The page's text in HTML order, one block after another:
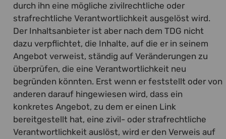
durch ihn eine mögliche zivilrechtliche oder
strafrechtliche Verantwortlichkeit ausgelöst wird.
Der Inhaltsanbieter ist aber nach dem TDG nicht
dazu verpflichtet, die Inhalte, auf die er in seinem
Angebot verweist, ständig auf Veränderungen zu
überprüfen, die eine Verantwortlichkeit neu
begründen könnten. Erst wenn er feststellt oder von
anderen darauf hingewiesen wird, dass ein
konkretes Angebot, zu dem er einen Link
bereitgestellt hat, eine zivil- oder strafrechtliche
Verantwortlichkeit auslöst, wird er den Verweis auf